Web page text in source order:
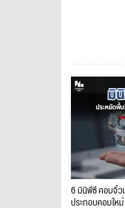
6 มินิพีซี คอมจิ๋ว
ประกอบคอมให